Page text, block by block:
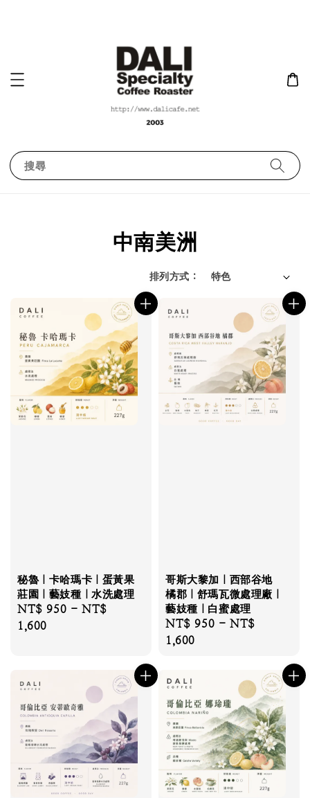
搜尋
中南美洲
排列方式 :
秘魯｜卡哈瑪卡｜蛋黃果
莊園｜藝妓種｜水洗處理
Regular
price
NT$ 950 -NT$
1,600
哥斯大黎加｜西部谷地
橘郡｜舒瑪瓦微處理廠｜
藝妓種｜白蜜處理
Regular
price
NT$ 950 -NT$
1,600